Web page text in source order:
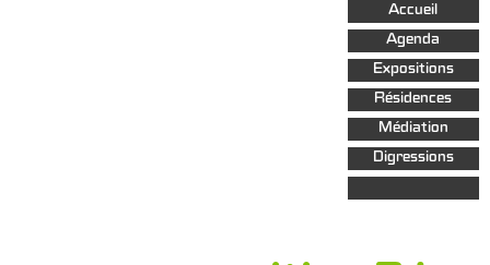
Aller au
contenu
principal
Accueil
Agenda
Expositions
Résidences
Médiation
Digressions